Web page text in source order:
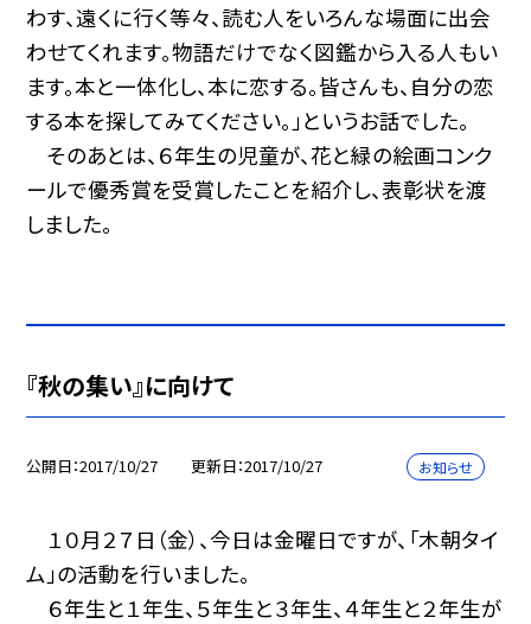
わす、遠くに行く等々、読む人をいろんな場面に出会
わせてくれます。物語だけでなく図鑑から入る人もい
ます。本と一体化し、本に恋する。皆さんも、自分の恋
する本を探してみてください。」というお話でした。
そのあとは、６年生の児童が、花と緑の絵画コンク
ールで優秀賞を受賞したことを紹介し、表彰状を渡
しました。
『秋の集い』に向けて
公開日 2017/10/27 更新日 2017/10/27 お知らせ
１０月２７日（金）、今日は金曜日ですが、「木朝タイ
ム」の活動を行いました。
６年生と１年生、５年生と３年生、４年生と２年生が